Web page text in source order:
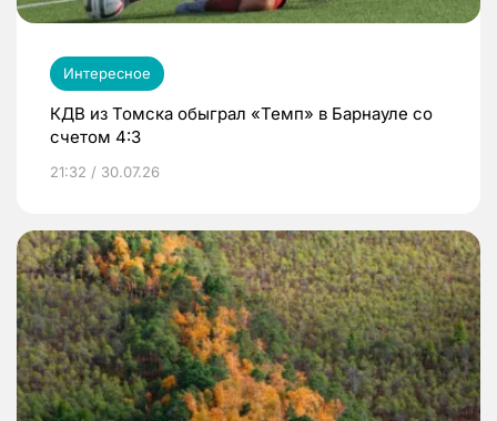
Интересное
КДВ из Томска обыграл «Темп» в Барнауле со
счетом 4:3
21:32 / 30.07.26